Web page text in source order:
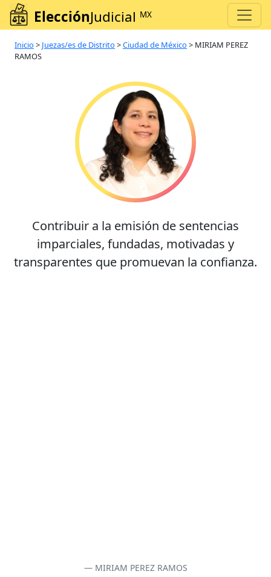
ElecciónJudicial MX
Inicio > Juezas/es de Distrito >Ciudad de México > MIRIAM PEREZ
RAMOS
Contribuir a la emisión de sentencias
imparciales, fundadas, motivadas y
transparentes que promuevan la confianza.
MIRIAM PEREZ RAMOS